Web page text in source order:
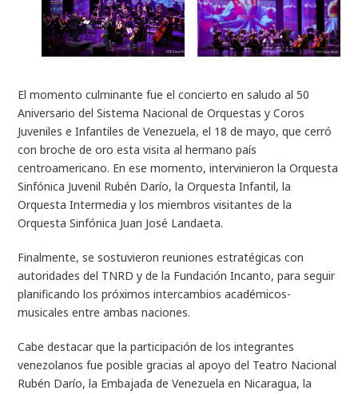
El momento culminante fue el concierto en saludo al 50
Aniversario del Sistema Nacional de Orquestas y Coros
Juveniles e Infantiles de Venezuela, el 18 de mayo, que cerró
con broche de oro esta visita al hermano país
centroamericano. En ese momento, intervinieron la Orquesta
Sinfónica Juvenil Rubén Darío, la Orquesta Infantil, la
Orquesta Intermedia y los miembros visitantes de la
Orquesta Sinfónica Juan José Landaeta.
Finalmente, se sostuvieron reuniones estratégicas con
autoridades del TNRD y de la Fundación Incanto, para seguir
planificando los próximos intercambios académicos-
musicales entre ambas naciones.
Cabe destacar que la participación de los integrantes
venezolanos fue posible gracias al apoyo del Teatro Nacional
Rubén Darío, la Embajada de Venezuela en Nicaragua, la